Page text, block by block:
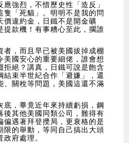
強烈，不惜歷史性「造反」
隻「死貓」。明明不是我的問
價違約金，日鐵不是開金礦
提款機！有事糟心至此，擱誰
者，而且早已被美國拔掉成棚
美國安心的重要細佬，誰會想
拒絕？講真，日鐵可說是飽含
結束半世紀合作「避嫌」，還
、關稅等問題，美國這還不滿
底，畢竟近年來持續虧損，鋼
後其他美國同類公司，難得有
偏遇著拜登攪局，更衰格的是
限的舉動，等同自己搞出大頭
府處理。